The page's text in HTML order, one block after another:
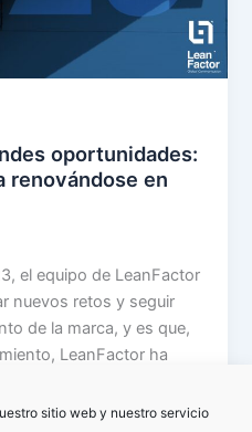
sitio web y nuestro servicio
oportunidades:
renovándose en
el equipo de LeanFactor
nuevos retos y seguir
de la marca, y es que,
LeanFactor ha